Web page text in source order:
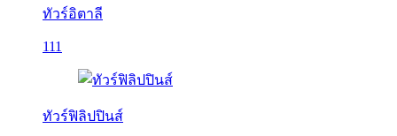
ทัวร์อิตาลี
111
ทัวร์ฟิลิปปินส์